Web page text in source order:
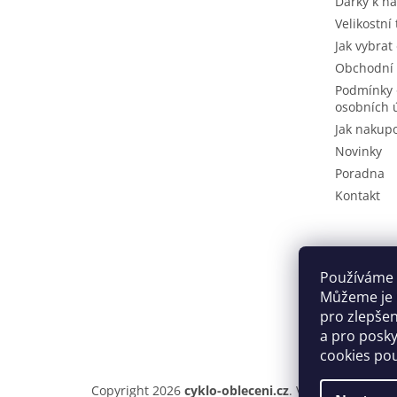
Používáme
Můžeme
pro
a pro
cookies
Velikostní
Jak
osobních
Jak
Novinky
Poradna
Kontakt
Copyright 2026 cyklo-obleceni.cz. Všechna práva